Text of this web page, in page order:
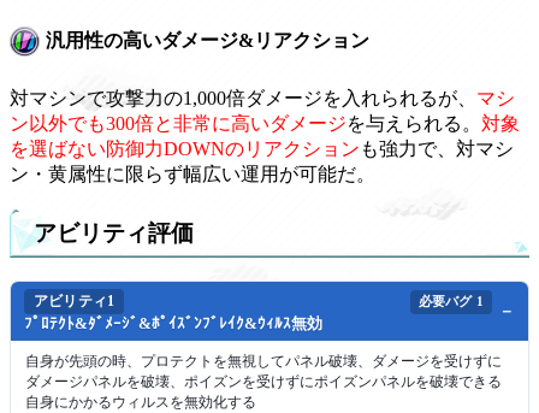
汎用性の高いダメージ&リアクション
対マシンで攻撃力の1,000倍ダメージを入れられるが、 マシ
ン以外でも300倍と非常に高いダメージを与えられる。 対象
を選ばない防御力DOWNのリアクション も強力で、対マシ
ン・黄属性に限らず幅広い運用が可能だ。
アビリティ評価
アビリティ1 必要バグ 1
ﾌﾟﾛﾃｸﾄ&ﾀﾞﾒｰｼﾞ&ﾎﾟｲｽﾞﾝﾌﾞﾚｲｸ&ｳｨﾙｽ無効
自身が先頭の時、プロテクトを無視してパネル破壊、ダメージを受けずに
ダメージパネルを破壊、ポイズンを受けずにポイズンパネルを破壊できる
自身にかかるウィルスを無効化する